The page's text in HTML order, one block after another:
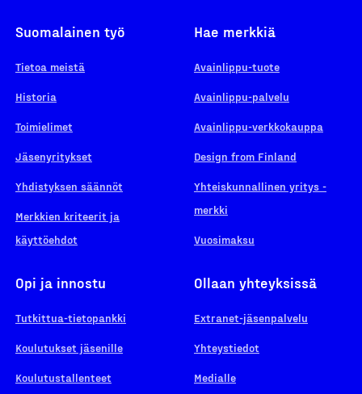
Suomalainen työ
Tietoa meistä
Historia
Toimielimet
Jäsenyritykset
Yhdistyksen säännöt
Merkkien kriteerit ja
käyttöehdot
Hae merkkiä
Avainlippu-tuote
Avainlippu-palvelu
Avainlippu-verkkokauppa
Design from Finland
Yhteiskunnallinen yritys -
merkki
Vuosimaksu
Opi ja innostu
Tutkittua-tietopankki
Koulutukset jäsenille
Koulutustallenteet
Ollaan yhteyksissä
Extranet-jäsenpalvelu
Yhteystiedot
Medialle